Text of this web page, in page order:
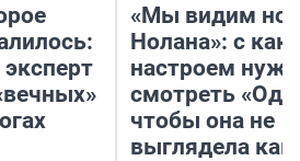
«Мы видим
Нолана»: с
настроем
смотреть
чтобы она не
выглядела как